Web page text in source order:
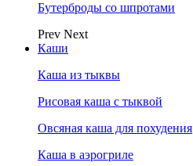
Бутерброды со шпротами
Prev Next
Каши
Каша из тыквы
Рисовая каша с тыквой
Овсяная каша для похудения
Каша в аэрогриле